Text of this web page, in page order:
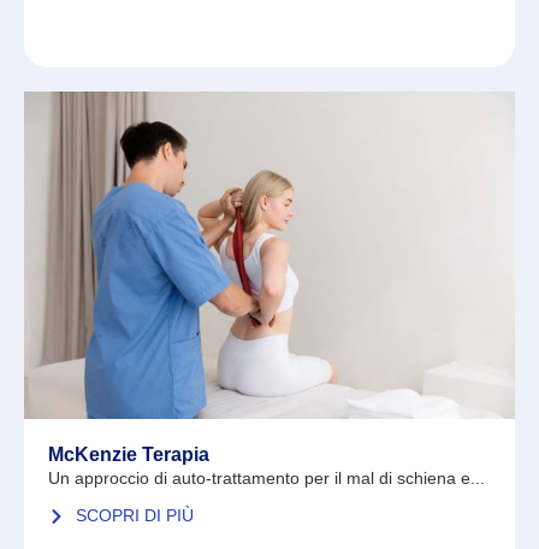
McKenzie Terapia
Un approccio di auto-trattamento per il mal di schiena e...
SCOPRI DI PIÙ